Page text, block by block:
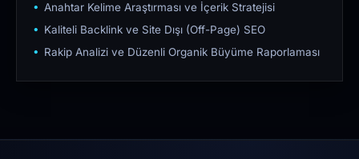
Anahtar Kelime Araştırması ve İçerik Stratejisi
Kaliteli Backlink ve Site Dışı (Off-Page) SEO
Rakip Analizi ve Düzenli Organik Büyüme Raporlaması